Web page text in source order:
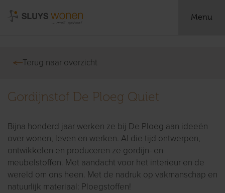
Menu
Terug naar overzicht
Gordijnstof De Ploeg Quiet
Bijna honderd jaar werken ze bij De Ploeg aan ideeën
over wonen, leven en werken. Al die tijd ontwerpen,
ontwikkelen en produceren ze gordijn- en
meubelstoffen. Met aandacht voor het interieur en de
wereld om ons heen. Met de nadruk op vakmanschap en
natuurlijk materiaal: Ploegstoffen!